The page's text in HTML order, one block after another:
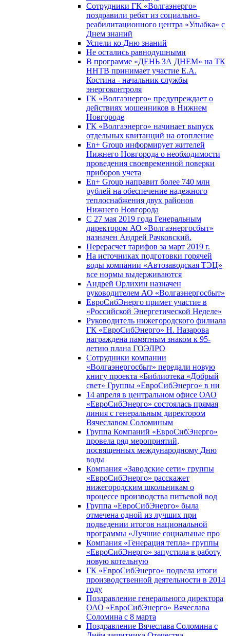
Сотрудники ГК «Волгаэнерго»
поздравили ребят из социально-
реабилитационного центра «Улыбка» с
Днем знаний
Успели ко Дню знаний
Не остались равнодушными
В программе «ДЕНЬ ЗА ДНЕМ» на ТК
ННТВ принимает участие Е.А.
Костина - начальник службы
энергоконтроля
ГК «Волгаэнерго» предупреждает о
действиях мошенников в Нижнем
Новгороде
ГК «Волгаэнерго» начинает выпуск
отдельных квитанций на отопление
En+ Group информирует жителей
Нижнего Новгорода о необходимости
проведения своевременной поверки
приборов учета
En+ Group направит более 740 млн
рублей на обеспечение надежного
теплоснабжения двух районов
Нижнего Новгорода
С 27 мая 2019 года Генеральным
директором АО «Волгаэнергосбыт»
назначен Андрей Рачковский.
Перерасчет тарифов за март 2019 г.
На источниках подготовки горячей
воды компании «Автозаводская ТЭЦ»
все нормы выдерживаются
Андрей Орлихин назначен
руководителем АО «Волгаэнергосбыт»
ЕвроСибЭнерго примет участие в
«Российской Энергетической Неделе»
Руководитель нижегородского филиала
ГК «ЕвроСибЭнерго» Н. Назарова
награждена памятным знаком к 95-
летию плана ГОЭЛРО
Сотрудники компании
«Волгаэнергосбыт» передали новую
книгу проекта «Библиотека «Добрый
свет» Группы «ЕвроСибЭнерго» в ни
14 апреля в центральном офисе ОАО
«ЕвроСибЭнерго» состоялась прямая
линия с генеральным директором
Вячеславом Соломиным
Группа Компаний «ЕвроСибЭнерго»
провела ряд мероприятий,
посвященных международному Дню
воды
Компания «Заводские сети» группы
«ЕвроСибЭнерго» расскажет
нижегородским школьникам о
процессе производства питьевой вод
Группа «ЕвроСибЭнерго» была
отмечена одной из лучших при
подведении итогов национальной
программы «Лучшие социальные про
Компания «Генерация тепла» группы
«ЕвроСибЭнерго» запустила в работу
новую котельную
ГК «ЕвроСибЭнерго» подвела итоги
производственной деятельности в 2014
году
Поздравление генерального директора
ОАО «ЕвроСибЭнерго» Вячеслава
Соломина с 8 марта
Поздравление Вячеслава Соломина с